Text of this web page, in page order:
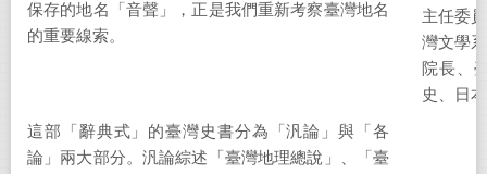
保存的地名「音聲」，正是我們重新考察臺灣地名
的重要線索。
這部「辭典式」的臺灣史書分為「汎論」與「各
論」兩大部分。汎論綜述「臺灣地理總說」、「臺
主任委
灣文學
院長、
史、日